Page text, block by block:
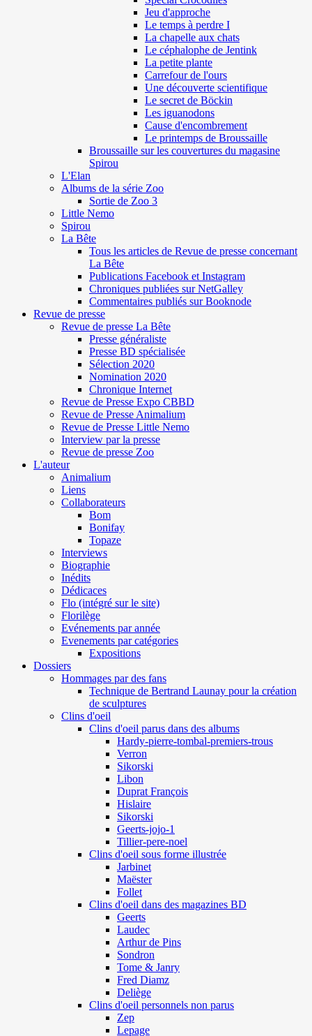
Jeu d'approche
Le temps à perdre I
La chapelle aux chats
Le céphalophe de Jentink
La petite plante
Carrefour de l'ours
Une découverte scientifique
Le secret de Böckin
Les iguanodons
Cause d'encombrement
Le printemps de Broussaille
Broussaille sur les couvertures du magasine
Spirou
L'Elan
Albums de la série Zoo
Sortie de Zoo 3
Little Nemo
Spirou
La Bête
Tous les articles de Revue de presse concernant
La Bête
Publications Facebook et Instagram
Chroniques publiées sur NetGalley
Commentaires publiés sur Booknode
Revue de presse
Revue de presse La Bête
Presse généraliste
Presse BD spécialisée
Sélection 2020
Nomination 2020
Chronique Internet
Revue de Presse Expo CBBD
Revue de Presse Animalium
Revue de Presse Little Nemo
Interview par la presse
Revue de presse Zoo
L'auteur
Animalium
Liens
Collaborateurs
Bom
Bonifay
Topaze
Interviews
Biographie
Inédits
Dédicaces
Flo (intégré sur le site)
Florilège
Evénements par année
Evenements par catégories
Expositions
Dossiers
Hommages par des fans
Technique de Bertrand Launay pour la création
de sculptures
Clins d'oeil
Clins d'oeil parus dans des albums
Hardy-pierre-tombal-premiers-trous
Verron
Sikorski
Libon
Duprat François
Hislaire
Sikorski
Geerts-jojo-1
Tillier-pere-noel
Clins d'oeil sous forme illustrée
Jarbinet
Maëster
Follet
Clins d'oeil dans des magazines BD
Geerts
Laudec
Arthur de Pins
Sondron
Tome & Janry
Fred Diamz
Deliège
Clins d'oeil personnels non parus
Zep
Lepage